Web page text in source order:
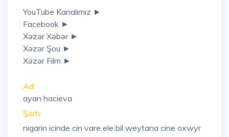
YouTube Kanalımız ►
Facebook ►
Xəzər Xəbər ►
Xəzər Şou ►
Xəzər Film ►
Ad:
ayan hacieva
Şərh:
nigarin icinde cin vare ele bil weytana cine oxwyr